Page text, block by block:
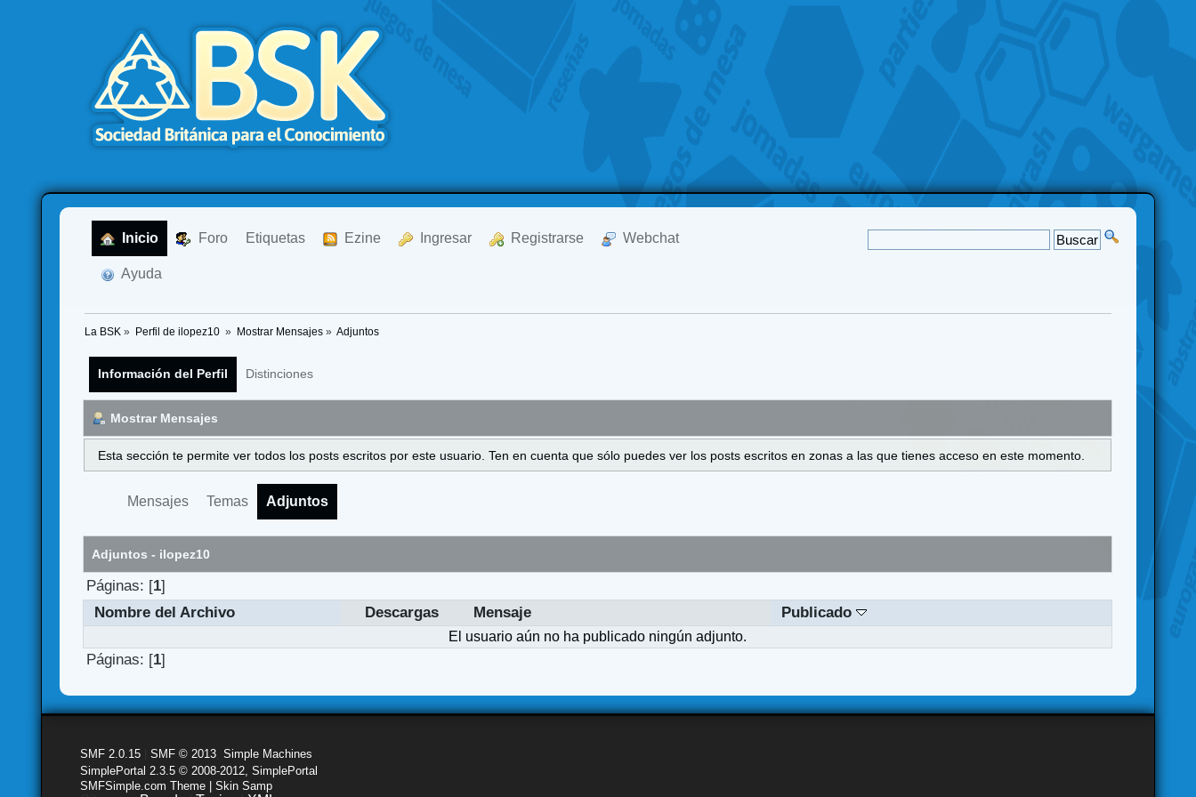
Inicio Foro Etiquetas Ezine Ingresar Registrarse Webchat
Ayuda
La BSK » Perfil de ilopez10 » Mostrar Mensajes» Adjuntos
Información del Perfil Distinciones
Mostrar Mensajes
Esta sección te permite ver todos los posts escritos por este usuario. Ten en cuenta que sólo puedes ver los posts escritos en zonas a las que tienes acceso en este momento.
Mensajes Temas Adjuntos
Adjuntos - ilopez10
Páginas: [1]
Nombre del Archivo
Descargas Mensaje Publicado
El usuario aún no ha publicado ningún adjunto.
Páginas: [1]
SMF 2.0.15 |SMF © 2013 ,Simple Machines
SimplePortal 2.3.5 © 2008-2012, SimplePortal
SMFSimple.com Theme | Skin Samp